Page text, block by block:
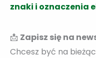
znaki i oznaczenia
📩 Zapisz się na
Chcesz być na